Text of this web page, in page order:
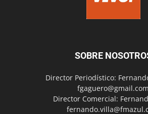
SOBRE
Director Periodístico:
fgaguero@gmail.com
Director Comercial: